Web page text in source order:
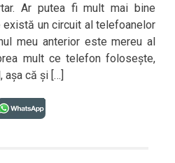
Ar putea fi mult mai bine
există un circuit al telefoanelor
meu anterior este mereu al
mult ce telefon folosește,
așa că și […]